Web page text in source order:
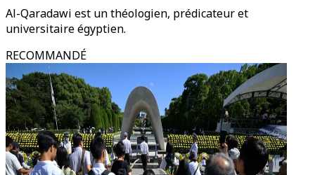
Al-Qaradawi est un théologien, prédicateur et
universitaire égyptien.
RECOMMANDÉ